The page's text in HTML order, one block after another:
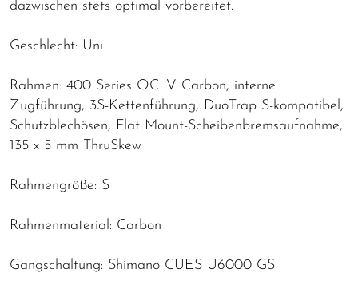
dazwischen stets optimal vorbereitet.
Geschlecht: Uni
Rahmen: 400 Series OCLV Carbon, interne
Zugführung, 3S-Kettenführung, DuoTrap S-kompatibel,
Schutzblechösen, Flat Mount-Scheibenbremsaufnahme,
135 x 5 mm ThruSkew
Rahmengröße: S
Rahmenmaterial: Carbon
Gangschaltung: Shimano CUES U6000 GS